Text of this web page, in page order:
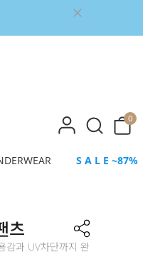
0
S A L E ~87%
츠
감과 UV차단까지 완